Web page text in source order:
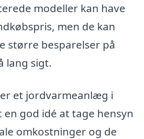
modeller kan have
men de kan
større besparelser på
lang sigt.
et jordvarmeanlæg i
en god idé at tage hensyn
omkostninger og de